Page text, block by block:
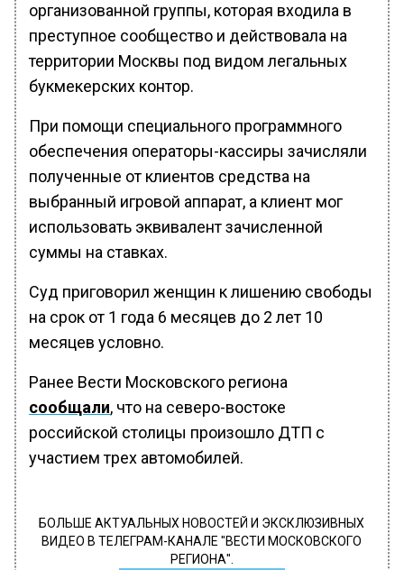
организованной группы, которая входила в
преступное сообщество и действовала на
территории Москвы под видом легальных
букмекерских контор.
При помощи специального программного
обеспечения операторы-кассиры зачисляли
полученные от клиентов средства на
выбранный игровой аппарат, а клиент мог
использовать эквивалент зачисленной
суммы на ставках.
Суд приговорил женщин к лишению свободы
на срок от 1 года 6 месяцев до 2 лет 10
месяцев условно.
Ранее Вести Московского региона
сообщали, что на северо-востоке
российской столицы произошло ДТП с
участием трех автомобилей.
БОЛЬШЕ АКТУАЛЬНЫХ НОВОСТЕЙ И ЭКСКЛЮЗИВНЫХ
ВИДЕО В ТЕЛЕГРАМ-КАНАЛЕ "ВЕСТИ МОСКОВСКОГО
РЕГИОНА".